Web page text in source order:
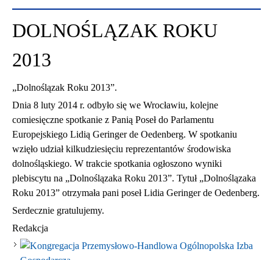
DOLNOŚLĄZAK ROKU
2013
„Dolnoślązak Roku 2013”.
Dnia 8 luty 2014 r. odbyło się we Wrocławiu, kolejne
comiesięczne spotkanie z Panią Poseł do Parlamentu
Europejskiego Lidią Geringer de Oedenberg. W spotkaniu
wzięło udział kilkudziesięciu reprezentantów środowiska
dolnośląskiego. W trakcie spotkania ogłoszono wyniki
plebiscytu na „Dolnoślązaka Roku 2013”. Tytuł „Dolnoślązaka
Roku 2013” otrzymała pani poseł Lidia Geringer de Oedenberg.
Serdecznie gratulujemy.
Redakcja